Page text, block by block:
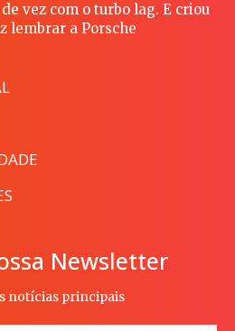
vez com o turbo lag. E criou
lembrar a Porsche
Newsletter
notícias principais